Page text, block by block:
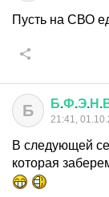
Пусть на СВО
Б Б.Ф.Э.Н .
21:41,
В следующей
которая